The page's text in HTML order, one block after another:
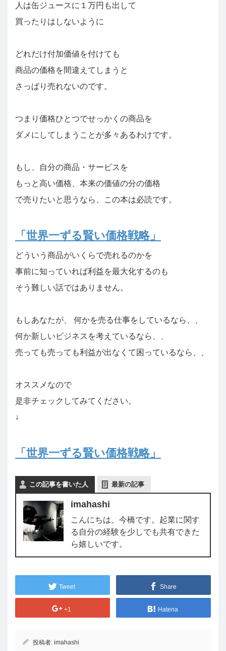
人は缶ジュースに１万円も出して
買ったりはしないように
どれだけ付加価値を付けても
商品の価格を間違えてしまうと
さっぱり売れないのです。
つまり価格ひとつでせっかくの商品を
ダメにしてしまうことが多々あるわけです。
もし、自分の商品・サービスを
もっと高い価格、本来の価値の分の価格
で売りたいと思うなら、この本は必読です。
「世界一ずる賢い価格戦略」
どういう商品がいくらで売れるのかを
事前に知っていれば利益を最大化するのも
そう難しい話ではありません。
もしあなたが、 何かを売る仕事をしているなら、、
何か新しいビジネスを考えているなら、、
売っても売っても利益が出なくて困っているなら、、
オススメなので
是非チェックしてみてください。
↓
「世界一ずる賢い価格戦略」
この記事を書いた人 最新の記事
imahashi
こんにちは、今橋です。起業に関す
る自分の経験を少しでも共有できた
ら嬉しいです。
Tweet Share
+1 Hatena
投稿者: imahashi